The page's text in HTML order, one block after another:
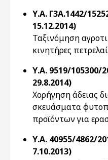
Υ.Α. Γ3Α.1442/
15.12.2014)
Ταξινόμηση
κινητήρες
Υ.Α. 9519/105300/
29.8.2014)
Χορήγηση άδειας
σκευάσματα
προϊόντων για
Υ.Α. 40955/4862/
7.10.2013)